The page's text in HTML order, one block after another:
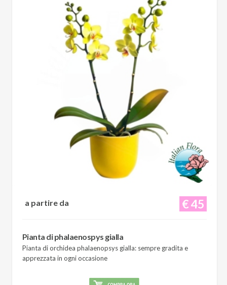
€ 45
a partire da
Pianta di phalaenospys gialla
Pianta di orchidea phalaenopsys gialla: sempre gradita e
apprezzata in ogni occasione